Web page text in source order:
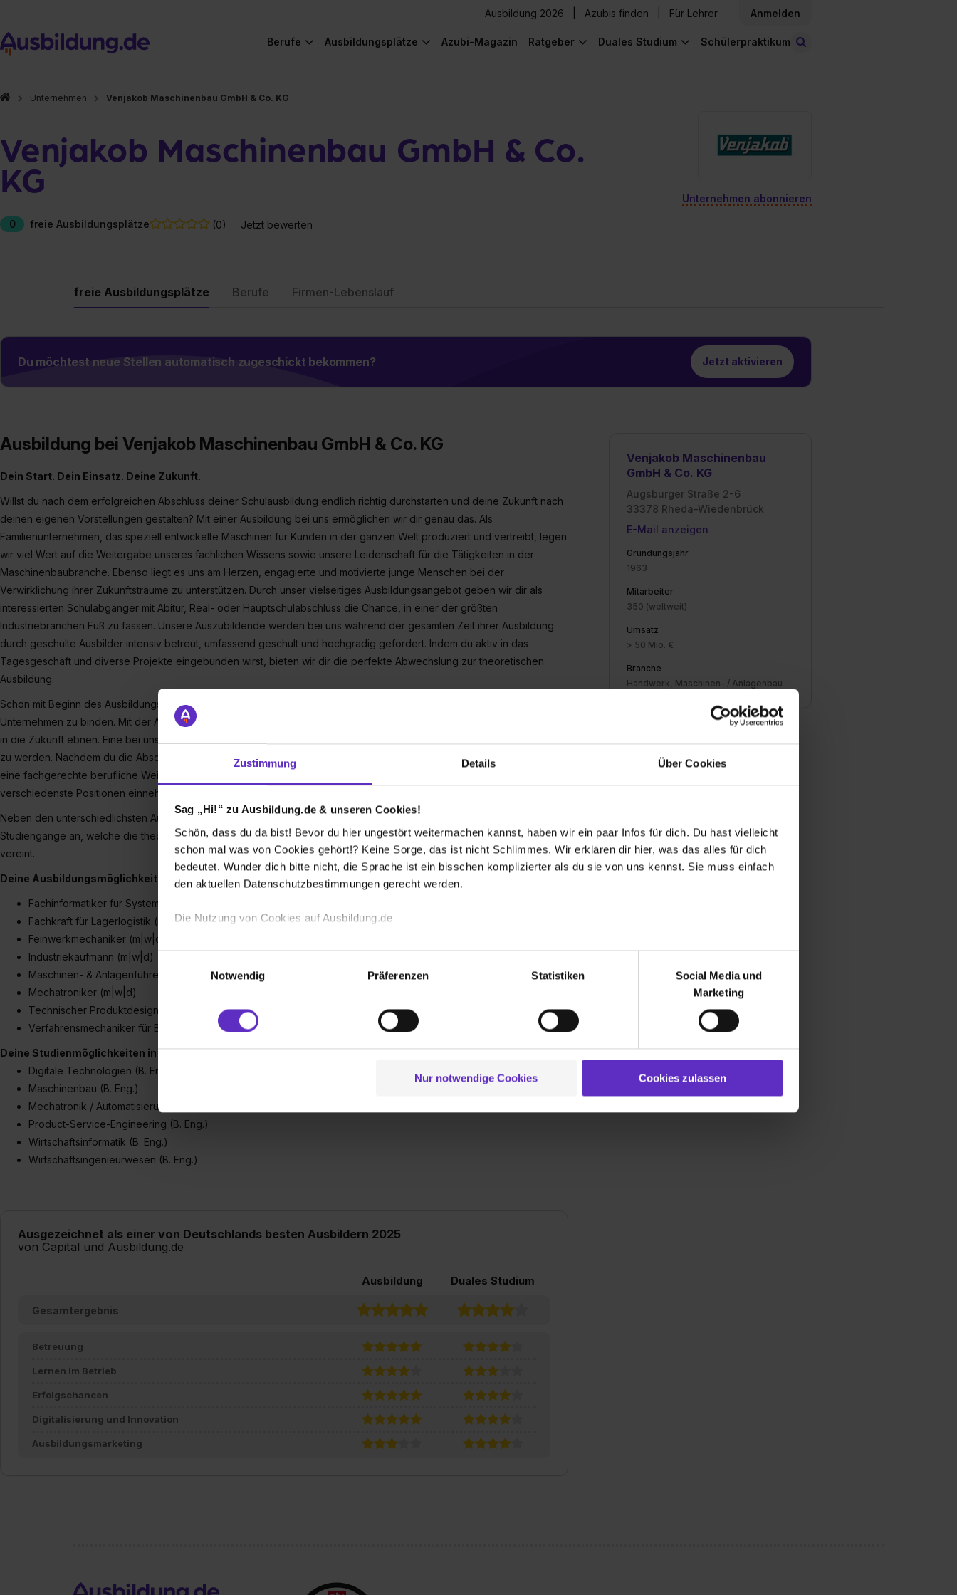
Zustimmung Details Über Cookies
Sag „Hi!“ zu Ausbildung.de & unseren Cookies!
Schön, dass du da bist! Bevor du hier ungestört weitermachen kannst, haben wir ein paar Infos für dich. Du hast vielleicht
schon mal was von Cookies gehört!? Keine Sorge, das ist nicht Schlimmes. Wir erklären dir hier, was das alles für dich
bedeutet. Wunder dich bitte nicht, die Sprache ist ein bisschen komplizierter als du sie von uns kennst. Sie muss einfach
den aktuellen Datenschutzbestimmungen gerecht werden.
Die Nutzung von Cookies auf Ausbildung.de
Wir verwenden Cookies zur technischen Funktion unserer Webseite („Notwendig“), um von dir bei Benutzung der
Webseite getroffenen Einstellungen zu speichern ( „Präferenzen“), die Zugriffe auf unsere Webseite zu analysieren
(„Statistiken“), um Informationen zu deiner Verwendung unserer Website an unsere Partner für soziale Medien, Werbung
und Analysen weiterzugeben und um Inhalte und Anzeigen zu personalisieren („Social Media und Marketing“). Unsere
Partner führen diese Informationen möglicherweise mit weiteren Daten zusammen, die du ihnen bereitgestellt hast oder die
zu. . In diesem Fall sowie bei der separaten Aktivierung von „Social Media und Marketing“ bist du auch damit
einverstanden, dass dir nach Setzen der Cookies externe Inhalte (z.B. Videos oder Posts) angezeigt und hierfür
Erlaubnis hierfür kannst du auch später noch im Einzelfall bei dem jeweiligen Inhalt erteilen. Willst du nur bestimmte
Einwilligung zur Platzierung von Cookies der Kategorien „Präferenzen“, „Statistiken“ und „Social Media und Marketing“
„Details zeigen“. Weitere Informationen:Datenschutzerklärung
Notwendig
Präferenzen Statistiken
Social Media und
Marketing
Nur notwendige Cookies Cookies zulassen
Ausbildung 2026 Azubis finden Für Lehrer Anmelden
Berufe Ausbildungsplätze Azubi-Magazin Ratgeber Duales Studium Schülerpraktikum
Unternehmen Venjakob Maschinenbau GmbH & Co. KG
Venjakob Maschinenbau GmbH & Co.
KG
0 freie Ausbildungsplätze (0) Jetzt bewerten
Unternehmen abonnieren
freie Ausbildungsplätze Berufe Firmen-Lebenslauf
Du möchtest neue Stellen automatisch zugeschickt bekommen? Jetzt aktivieren
Venjakob Maschinenbau
GmbH & Co. KG
Augsburger Straße 2-6
33378 Rheda-Wiedenbrück
E-Mail anzeigen
Gründungsjahr
1963
Mitarbeiter
350 (weltweit)
Umsatz
> 50 Mio. €
Branche
Handwerk, Maschinen- / Anlagenbau
Ausbildung bei Venjakob Maschinenbau GmbH & Co. KG
Dein Start. Dein Einsatz. Deine Zukunft.
Willst du nach dem erfolgreichen Abschluss deiner Schulausbildung endlich richtig durchstarten und deine Zukunft nach
deinen eigenen Vorstellungen gestalten? Mit einer Ausbildung bei uns ermöglichen wir dir genau das. Als
Familienunternehmen, das speziell entwickelte Maschinen für Kunden in der ganzen Welt produziert und vertreibt, legen
wir viel Wert auf die Weitergabe unseres fachlichen Wissens sowie unsere Leidenschaft für die Tätigkeiten in der
Maschinenbaubranche. Ebenso liegt es uns am Herzen, engagierte und motivierte junge Menschen bei der
Verwirklichung ihrer Zukunftsträume zu unterstützen. Durch unser vielseitiges Ausbildungsangebot geben wir dir als
interessierten Schulabgänger mit Abitur, Real- oder Hauptschulabschluss die Chance, in einer der größten
Industriebranchen Fuß zu fassen. Unsere Auszubildende werden bei uns während der gesamten Zeit ihrer Ausbildung
durch geschulte Ausbilder intensiv betreut, umfassend geschult und hochgradig gefördert. Indem du aktiv in das
Tagesgeschäft und diverse Projekte eingebunden wirst, bieten wir dir die perfekte Abwechslung zur theoretischen
Ausbildung.
Schon mit Beginn des Ausbildungsverhältnisses sind wir darauf bedacht, unsere Mitarbeiter langfristig an das
Unternehmen zu binden. Mit der Ausbildung bei Venjakob möchten wir dir als Auszubildenden den Weg als Sprungbrett
in die Zukunft ebnen. Eine bei uns abgeschlossene Lehre bietet optimale Chancen, in eine Festanstellung übernommen
zu werden. Nachdem du die Abschlussprüfung erfolgreich absolviert hast, erhältst du als Mitarbeiter stets Anspruch auf
eine fachgerechte berufliche Weiterbildung. Selbstverständlich kannst du auch innerhalb des Betriebs aufsteigen und
verschiedenste Positionen einnehmen – denn gute Arbeit zahlt sich bei uns aus!
Neben den unterschiedlichsten Ausbildungsberufen, bieten wir als Maschinenbauer auch selbstverständlich auch duale
Studiengänge an, welche die theoretischen Grundlagen an der Hochschule mit der Praxis in unserem Unternehmen
vereint.
Deine Ausbildungsmöglichkeiten:
Fachinformatiker für Systemintegration (m|w|d)
Fachkraft für Lagerlogistik (m|w|d)
Feinwerkmechaniker (m|w|d)
Industriekaufmann (m|w|d)
Maschinen- & Anlagenführer (m|w|d)
Mechatroniker (m|w|d)
Technischer Produktdesigner (m|w|d)
Verfahrensmechaniker für Beschichtungstechnik (m|w|d)
Deine Studienmöglichkeiten in Kooperation mit der Fachhochschule Bielefeld:
Digitale Technologien (B. Eng.)
Maschinenbau (B. Eng.)
Mechatronik / Automatisierung (B. Eng.)
Product-Service-Engineering (B. Eng.)
Wirtschaftsinformatik (B. Eng.)
Wirtschaftsingenieurwesen (B. Eng.)
Ausgezeichnet als einer von Deutschlands besten Ausbildern 2025
von Capital und Ausbildung.de
Ausbildung Duales Studium
Gesamtergebnis
Betreuung
Lernen im Betrieb
Erfolgschancen
Digitalisierung und Innovation
Ausbildungsmarketing